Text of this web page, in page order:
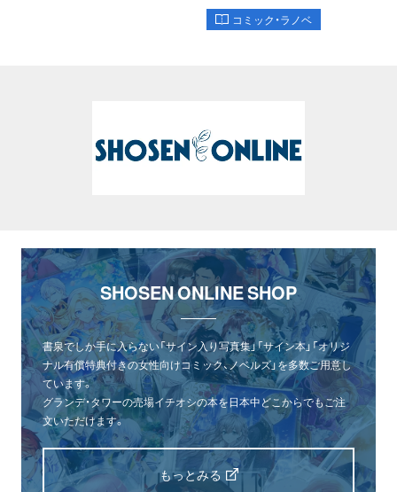
コミック・ラノベ
SHOSEN ONLINE SHOP
書泉でしか手に入らない「サイン入り写真集」「サイン本」「オリジ
ナル有償特典付きの女性向けコミック、ノベルズ」を多数ご用意し
ています。
グランデ・タワーの売場イチオシの本を日本中どこからでもご注
文いただけます。
もっとみる